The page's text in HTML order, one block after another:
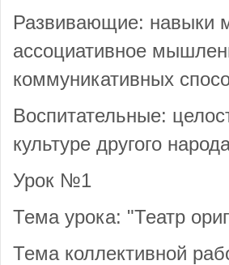
Развивающие: навыки
ассоциативное
коммуникативных
Воспитательные:
культуре другого
Урок №1
Тема урока: "Театр
Тема коллективной